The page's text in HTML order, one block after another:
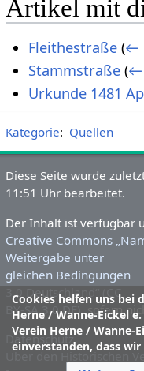
Artikel mit
Fleithestraße (←
Stammstraße (←
Urkunde 1481
Kategorie: Quellen
Cookies helfen uns bei
Herne / Wanne-Eickel
Verein Herne / Wanne-
einverstanden, dass wir
Diese Seite wurde
11:51 Uhr bearbeitet.
Der Inhalt ist verfügbar
Creative Commons
Weitergabe unter
gleichen Bedingungen
3.0 Deutschland“ (CC
BY-SA 3.0 DE), sofern
Datenschutz
Über den Historischen